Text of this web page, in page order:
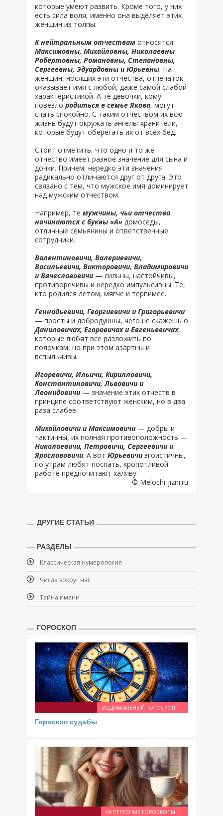
которые умеют развить. Кроме того, у них
есть сила воля, именно она выделяет этих
женщин из толпы.
К нейтральным отчествам относятся
Максимовны, Михайловны, Николаевны
Робертовны, Романовны, Степановны,
Сергеевны, Эдуардовны и Юрьевны. На
женщин, носящих эти отчества, отпечаток
оказывает имя с любой, даже самой слабой
характеристикой. А те девочки, кому
повезло родиться в семье Якова, могут
спать спокойно. С таким отчеством их всю
жизнь будут окружать ангелы-хранители,
которые будут оберегать их от всех бед.
Стоит отметить, что одно и то же
отчество имеет разное значение для сына и
дочки. Причем, нередко эти значения
радикально отличаются друг от друга. Это
связано с тем, что мужское имя доминирует
над мужским отчеством.
Например, те мужчины, чьи отчества
начинаются с буквы «А» домоседы,
отличные семьянины и ответственные
сотрудники.
Валентиновичи, Валериевичи,
Васильевичи, Викторовичи, Владимировичи
и Вячеславовичи— сильны, настойчивы,
противоречивы и нередко импульсивны. Те,
кто родился летом, мягче и терпимее.
Геннадьевичи, Георгиевичи и Григорьевичи
— просты и добродушны, чего не скажешь о
Даниловичах, Егоровичах и Евгеньевичах,
которые любят все разложить по
полочкам, но при этом азартны и
вспыльчивы.
Игоревичи, Ильичи, Кирилловичи,
Константиновичи, Львовичи и
Леонидовичи— значение этих отчеств в
принципе соответствуют женским, но в два
раза слабее.
Михайловичи и Максимовичи— добры и
тактичны, их полная противоположность —
Николаевичи, Петровичи, Сергеевичи и
Ярославовичи. А вот Юрьевичиэгоистичны,
по утрам любят поспать, кропотливой
работе предпочитают халяву.
© Melochi-jizni.ru
ДРУГИЕ СТАТЬИ
РАЗДЕЛЫ
Классическая нумерология
Числа вокруг нас
Тайна имени
ГОРОСКОП
ЗОДИАКАЛЬНЫЙ ГОРОСКОП
Гороскоп судьбы
ИНТЕРЕСНЫЕ ГОРОСКОПЫ